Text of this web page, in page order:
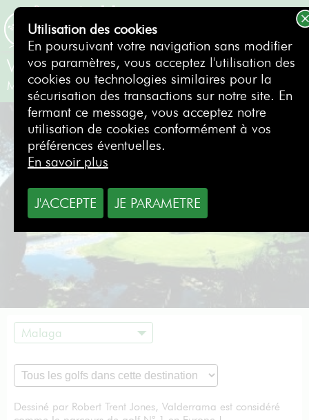
RÉSERVER
Valderrama Golf Club
Malaga- Espagne
Malaga
Dessiné par Robert Trent Jones, Valderrama est considéré
Utilisation des cookies
En poursuivant votre navigation sans modifier
vos paramètres, vous acceptez l'utilisation des
cookies ou technologies similaires pour la
sécurisation des transactions sur notre site. En
fermant ce message, vous acceptez notre
utilisation de cookies conformément à vos
préférences éventuelles.
En savoir plus
J'ACCEPTE JE PARAMETRE